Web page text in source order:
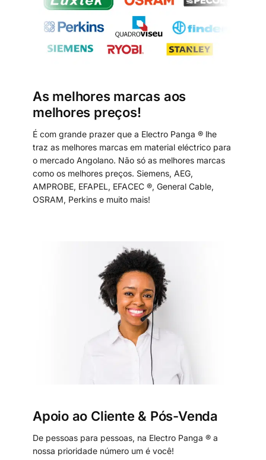
As melhores marcas aos
melhores preços!
É com grande prazer que a Electro Panga ® lhe
traz as melhores marcas em material eléctrico para
o mercado Angolano. Não só as melhores marcas
como os melhores preços. Siemens, AEG,
AMPROBE, EFAPEL, EFACEC ®, General Cable,
OSRAM, Perkins e muito mais!
Apoio ao Cliente & Pós-Venda
De pessoas para pessoas, na Electro Panga ® a
nossa prioridade número um é você!